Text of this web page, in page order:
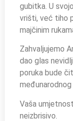
gubitka. U
vrišti, već tiho
majčinim
Zahvaljujemo
dao glas
poruka bude
međunarodnog
Vaša
neizbrisivo.